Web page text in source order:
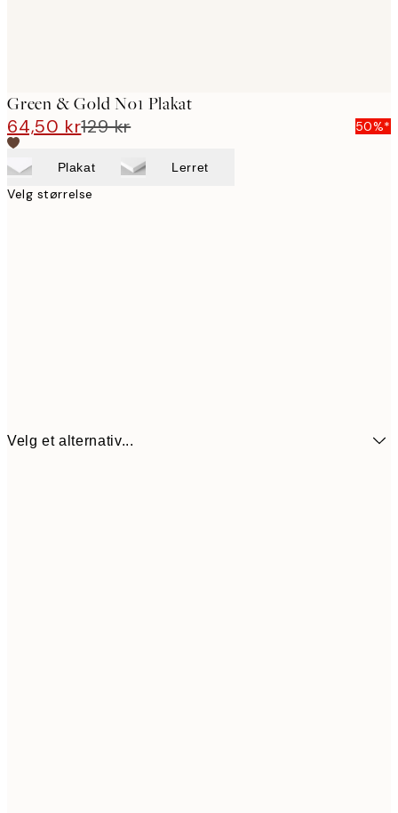
Green & Gold No1 Plakat
64,50 kr129 kr 50%*
Plakat Lerret
Velg størrelse
Velg et alternativ...